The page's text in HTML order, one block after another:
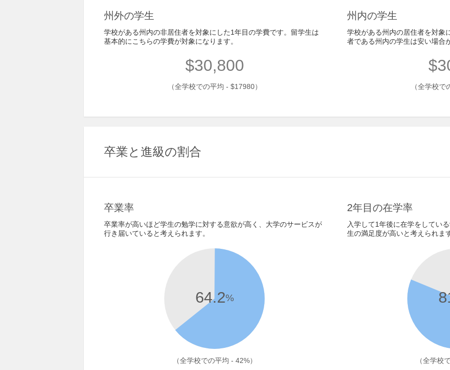
州外の学生
学校がある州内の非居住者を対象にした1年目の学費です。留学生は
基本的にこちらの学費が対象になります。
$30,800
（全学校での平均 - $17980）
州内の学生
学校がある州内の居住者を対象
者である州内の学生は安い場合
（全学校
卒業と進級の割合
卒業率
卒業率が高いほど学生の勉学に対する意欲が高く、大学のサービスが
行き届いていると考えられます。
64.2%
（全学校での平均 - 42%）
2年目の在学率
入学して1年後に在学をしてい
生の満足度が高いと考えられま
（全学校